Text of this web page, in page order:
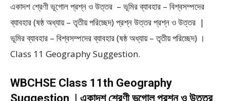
একাদশ শ্রেণী ভূগোল প্রশ্ন ও উত্তর – ভূমির ব্যাবহার – বিশ্বসম্পদের
ব্যাবহার (ষষ্ঠ অধ্যায় – তৃতীয় পরিচ্ছেদ) প্রশ্ন উত্তর প্রশ্ন ও উত্তর |
ভূমির ব্যাবহার – বিশ্বসম্পদের ব্যাবহার (ষষ্ঠ অধ্যায় – তৃতীয় পরিচ্ছেদ) ।
Class 11 Geography Suggestion.
WBCHSE Class 11th Geography
Suggestion | একাদশ শ্রেণী ভূগোল প্রশ্ন ও উত্তর